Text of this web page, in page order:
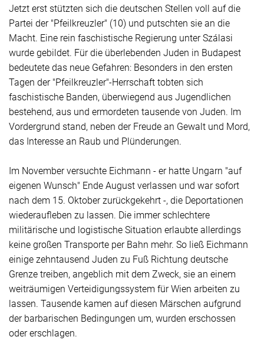
Jetzt erst stützten sich die deutschen Stellen voll auf die
Partei der "Pfeilkreuzler" (10) und putschten sie an die
Macht. Eine rein faschistische Regierung unter Szálasi
wurde gebildet. Für die überlebenden Juden in Budapest
bedeutete das neue Gefahren: Besonders in den ersten
Tagen der "Pfeilkreuzler"-Herrschaft tobten sich
faschistische Banden, überwiegend aus Jugendlichen
bestehend, aus und ermordeten tausende von Juden. Im
Vordergrund stand, neben der Freude an Gewalt und Mord,
das Interesse an Raub und Plünderungen.
Im November versuchte Eichmann - er hatte Ungarn "auf
eigenen Wunsch" Ende August verlassen und war sofort
nach dem 15. Oktober zurückgekehrt -, die Deportationen
wiederaufleben zu lassen. Die immer schlechtere
militärische und logistische Situation erlaubte allerdings
keine großen Transporte per Bahn mehr. So ließ Eichmann
einige zehntausend Juden zu Fuß Richtung deutsche
Grenze treiben, angeblich mit dem Zweck, sie an einem
weiträumigen Verteidigungssystem für Wien arbeiten zu
lassen. Tausende kamen auf diesen Märschen aufgrund
der barbarischen Bedingungen um, wurden erschossen
oder erschlagen.